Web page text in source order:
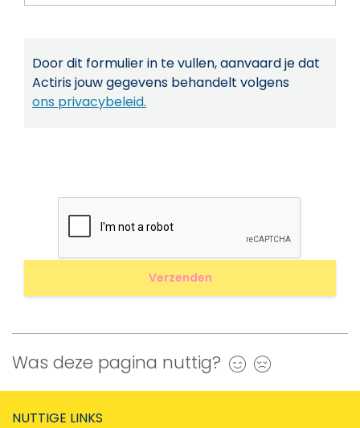
Door dit formulier in te vullen, aanvaard je dat
Actiris jouw gegevens behandelt volgens
ons privacybeleid.
Was deze pagina nuttig? Ja
NUTTIGE LINKS